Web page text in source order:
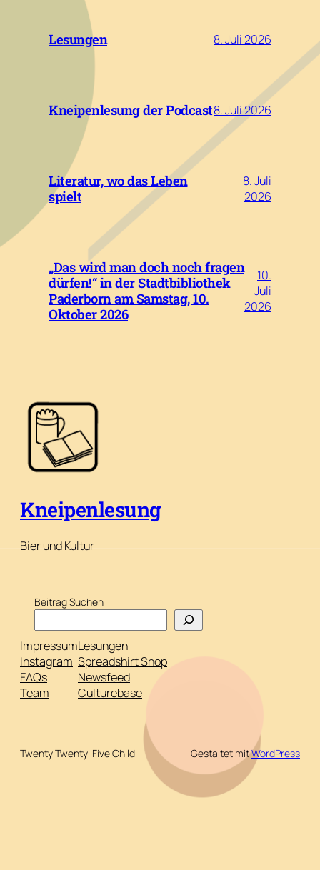
Lesungen 8. Juli 2026
Kneipenlesung der Podcast8. Juli 2026
Literatur, wo das Leben
spielt
8. Juli
2026
„Das wird man doch noch fragen
dürfen!“ in der Stadtbibliothek
Paderborn am Samstag, 10.
Oktober 2026
10.
Juli
2026
Kneipenlesung
Bier und Kultur
Beitrag Suchen
Impressum
Instagram
FAQs
Team
Lesungen
Spreadshirt Shop
Newsfeed
Culturebase
Twenty Twenty-Five Child Gestaltet mitWordPress